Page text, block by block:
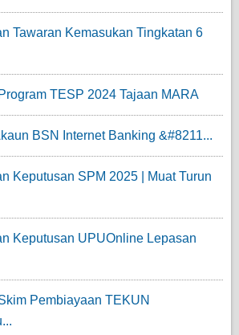
Tawaran Kemasukan Tingkatan 6
TESP 2024 Tajaan MARA
BSN Internet Banking &#8211...
Keputusan SPM 2025 | Muat Turun
Keputusan UPUOnline Lepasan
Pembiayaan TEKUN